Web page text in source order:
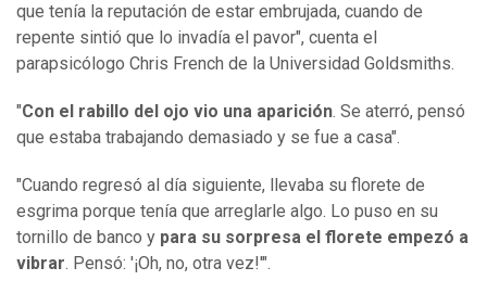
que tenía la reputación de estar embrujada, cuando de
repente sintió que lo invadía el pavor", cuenta el
parapsicólogo Chris French de la Universidad Goldsmiths.
"Con el rabillo del ojo vio una aparición. Se aterró, pensó
que estaba trabajando demasiado y se fue a casa".
"Cuando regresó al día siguiente, llevaba su florete de
esgrima porque tenía que arreglarle algo. Lo puso en su
tornillo de banco y para su sorpresa el florete empezó a
vibrar. Pensó: '¡Oh, no, otra vez!'".